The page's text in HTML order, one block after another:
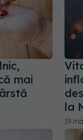
mai
la
19